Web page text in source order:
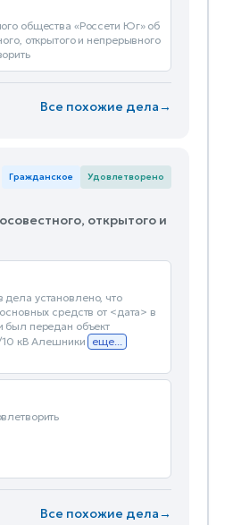
общества «Россети Юг» об
открытого и непрерывного
Все похожие дела→
Гражданское Удовлетворено
открытого и
установлено, что
средств от <дата> в
был передан объект
10 кВ Алешники еще...
Все похожие дела→